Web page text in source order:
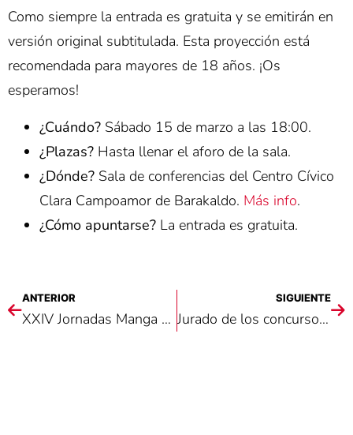
Como siempre la entrada es gratuita y se emitirán en
versión original subtitulada. Esta proyección está
recomendada para mayores de 18 años. ¡Os
esperamos!
¿Cuándo? Sábado 15 de marzo a las 18:00.
¿Plazas? Hasta llenar el aforo de la sala.
¿Dónde? Sala de conferencias del Centro Cívico
Clara Campoamor de Barakaldo. Más info.
¿Cómo apuntarse? La entrada es gratuita.
ANTERIOR
XXIV Jornadas Manga y Anime de Motsukora
SIGUIENTE
Jurado de los concursos de Cosplay de las XXIV Jornadas Manga y Anime de Motsukora